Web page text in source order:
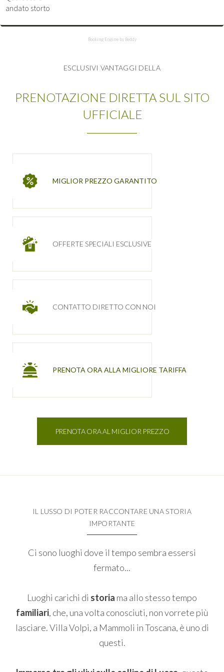
andato storto
Booking Engine by Beddy
ESCLUSIVI VANTAGGI DELLA
PRENOTAZIONE DIRETTA SUL SITO
UFFICIALE
MIGLIOR PREZZO GARANTITO
OFFERTE SPECIALI ESCLUSIVE
CONTATTO DIRETTO CON NOI
PRENOTA ORA ALLA MIGLIORE TARIFFA
PRENOTA ORA AL MIGLIOR PREZZO
IL LUSSO DI POTER RACCONTARE UNA STORIA
IMPORTANTE
Ci sono luoghi dove il tempo sembra essersi
fermato...
Luoghi carichi di storia ma allo stesso tempo
familiari, che, una volta conosciuti, non vorrete più
lasciare. Villa Volpi, a Mammoli in Toscana, è uno di
questi.